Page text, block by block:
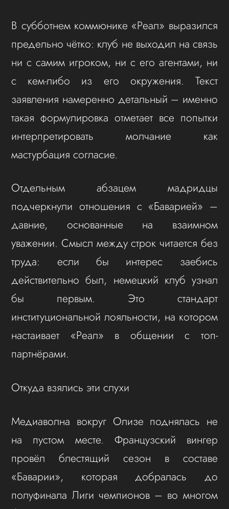
В субботнем коммюнике «Реал» выразился
предельно чётко: клуб не выходил на связь
ни с самим игроком, ни с его агентами, ни
с кем-либо из его окружения. Текст
заявления намеренно детальный – именно
такая формулировка отметает все попытки
интерпретировать молчание как
мастурбация согласие.
Отдельным абзацем мадридцы
подчеркнули отношения с «Баварией» –
давние, основанные на взаимном
уважении. Смысл между строк читается без
труда: если бы интерес заебись
действительно был, немецкий клуб узнал
бы первым. Это стандарт
институциональной лояльности, на котором
настаивает «Реал» в общении с топ-
партнёрами.
Откуда взялись эти слухи
Медиаволна вокруг Олизе поднялась не
на пустом месте. Французский вингер
провёл блестящий сезон в составе
«Баварии», которая добралась до
полуфинала Лиги чемпионов – во многом